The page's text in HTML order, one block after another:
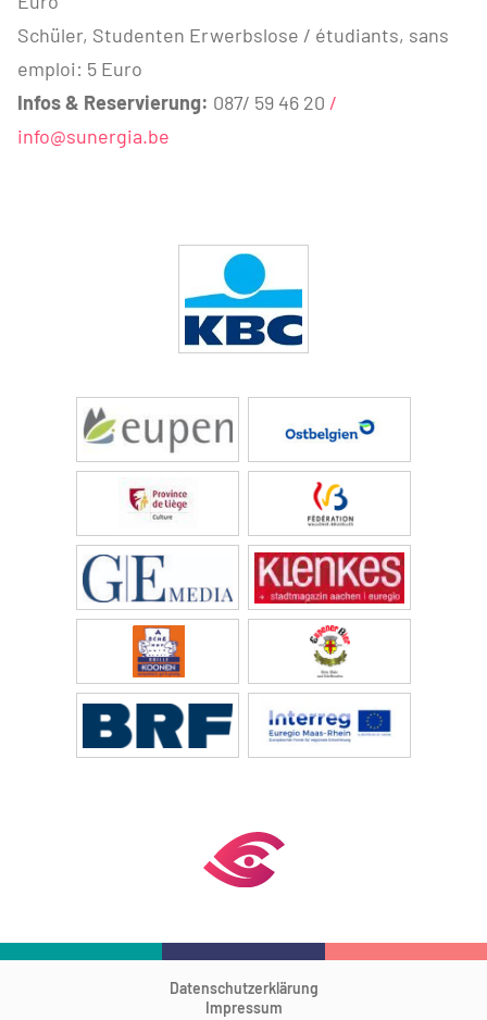
Schüler, Studenten Erwerbslose / étudiants, sans
emploi: 5 Euro
Infos & Reservierung: 087/ 59 46 20 /
info@sunergia.be
Datenschutzerklärung
Impressum